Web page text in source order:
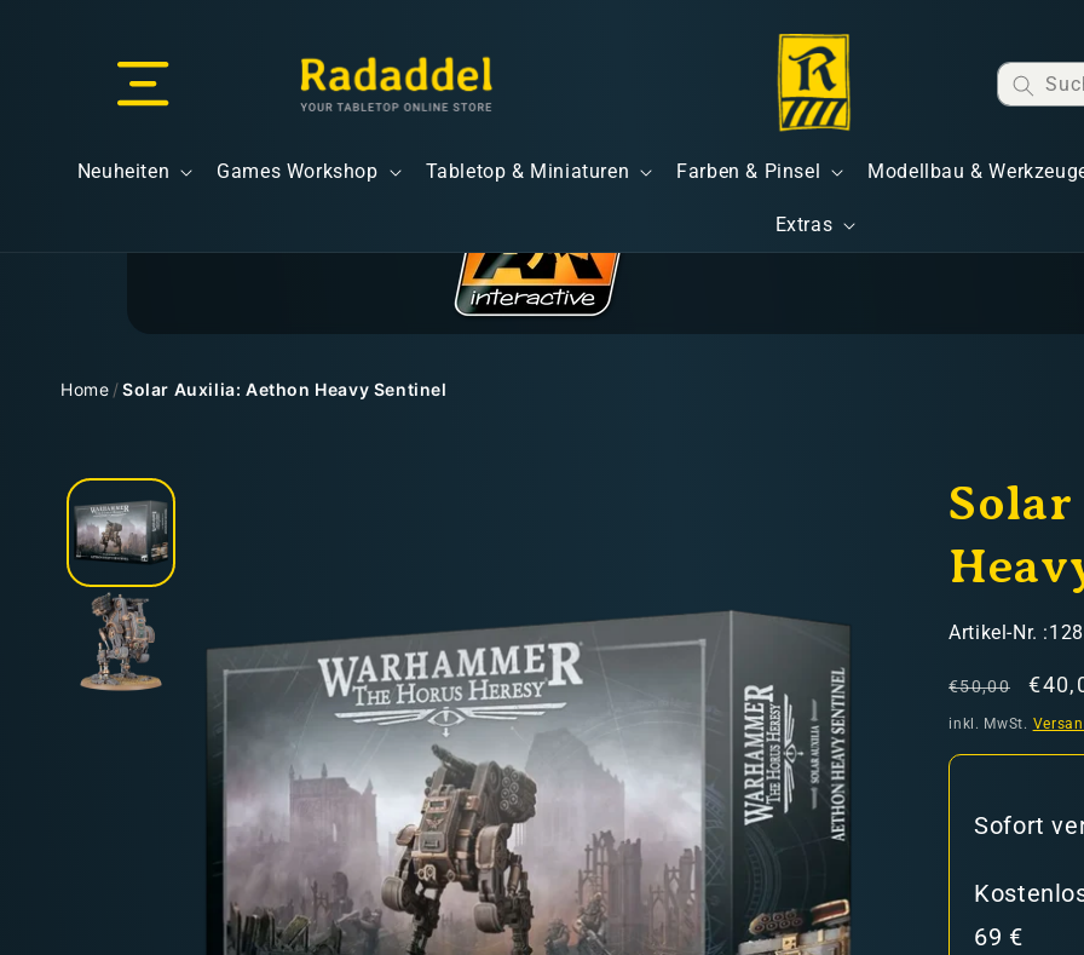
Neuheiten Games Workshop Tabletop & Miniaturen Farben & Pinsel Modellbau &
Extras
Home /Solar Auxilia: Aethon Heavy Sentinel
Zu
Produktinformationen
springen
SKU:
Artikel-Nr.
Normaler
Preis
€50,00
inkl. MwSt.
Sofort
69 €
Kostenloser Versand
Deutschland: ab
Österreich & EU: ab
Schweiz: ab350 €
Nicht-EU: kein kostenloser Versand
Lieferungen in Nicht-EU-Länder (z. B. Schweiz)
nicht im Kaufpreis oder in den Versandkosten